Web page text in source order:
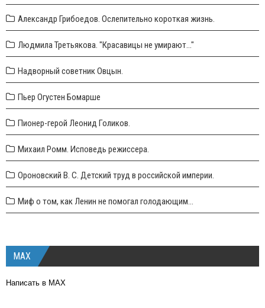
Александр Грибоедов. Ослепительно короткая жизнь.
Людмила Третьякова. "Красавицы не умирают..."
Надворный советник Овцын.
Пьер Огустен Бомарше
Пионер-герой Леонид Голиков.
Михаил Ромм. Исповедь режиссера.
Ороновский В. С. Детский труд в российской империи.
Миф о том, как Ленин не помогал голодающим...
MAX
Написать в MAX